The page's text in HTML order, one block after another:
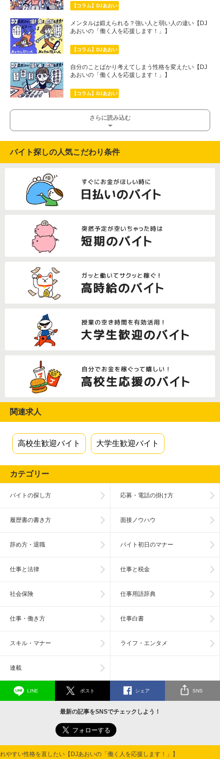
【コラム】DJあおい
メンタルは鍛えられる？強い人と弱い人の違い【DJ
あおいの「働く人を応援します！」】
【コラム】DJあおい
自分のことばかり考えてしまう性格を変えたい【DJ
あおいの「働く人を応援します！」】
【コラム】DJあおい
さらに読み込む
バイト探しの人気こだわり条件
関連求人
高校生歓迎バイト 大学生歓迎バイト
カテゴリー
バイトの探し方 応募・電話の掛け方
履歴書の書き方 面接ノウハウ
辞め方・退職 バイト初日のマナー
仕事と法律 仕事と税金
社会保険 仕事用語辞典
仕事・働き方 仕事白書
スキル・マナー ライフ・エンタメ
連載
LINE ポスト シェア SNS
最新の記事をSNSでチェックしよう！
やすい性格を直したい【DJあおいの「働く人を応援します！」】